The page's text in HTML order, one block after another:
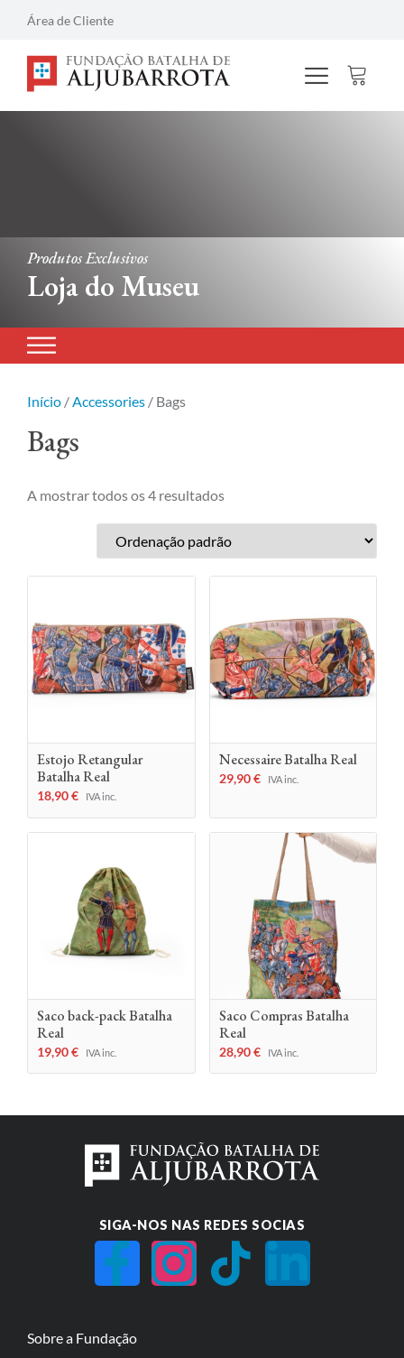
Área de Cliente
Produtos Exclusivos
Loja do Museu
Início /Accessories / Bags
Bags
A mostrar todos os 4 resultados
Estojo Retangular
Batalha Real
18,90€ IVA inc.
Necessaire Batalha Real
29,90€ IVA inc.
Saco back-pack Batalha
Real
19,90€ IVA inc.
Saco Compras Batalha
Real
28,90€ IVA inc.
SIGA-NOS NAS REDES SOCIAS
Sobre a Fundação